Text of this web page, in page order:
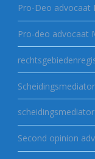
Pro-Deo advocaat
Pro-deo advocaat
Scheidingsmediator
Second opinion